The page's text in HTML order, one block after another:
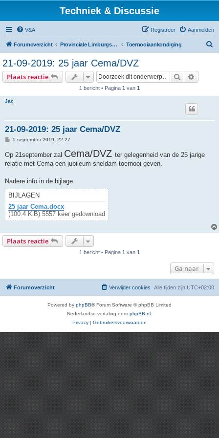
Techniek & Discussie
V&A Aanmelden
Registreer
Forumoverzicht Provinciale Limburgse Dambond Toernooiaankondiging
21-09-2019: 25 jaar Cema/DVZ
Plaats reactie Zoek
1 bericht • Pagina 1 van 1
Jac
21-09-2019: 25 jaar Cema/DVZ
B
i
c
5 september 2019; 22:27
Op 21september zal Cema/DVZ ter gelegenheid van de 25 jarige
relatie met Cema een jubileum sneldam toernooi geven.
Nadere info in de bijlage.
BIJLAGEN
25 jaar Cema.docx
(100.4 KiB) 5557 keer gedownload
Plaats reactie
1 bericht • Pagina 1 van 1
Ga naar
Forumoverzicht Alle tijden zijn UTC+02:00
Verwijder cookies
Powered by phpBB® Forum Software © phpBB Limited
Nederlandse vertaling doorphpBB.nl
Privacy | Gebruikersvoorwaarden